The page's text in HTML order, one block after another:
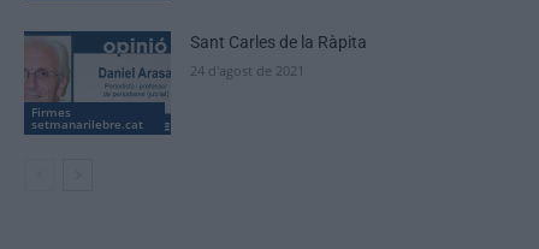
Firmes
setmanarilebre.cat
Sant Carles de la Ràpita
24 d'agost de 2021